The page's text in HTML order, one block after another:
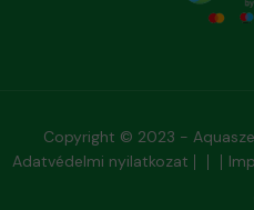
Copyright © 2023 -
Adatvédelmi nyilatkozat